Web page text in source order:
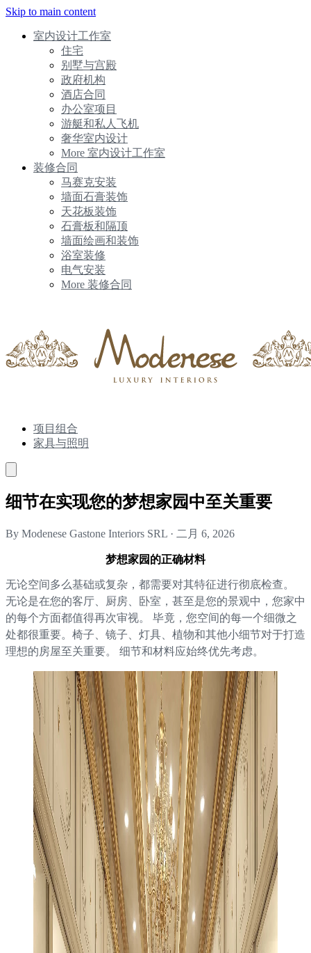
Skip to main content
室内设计工作室
住宅
别墅与宫殿
政府机构
酒店合同
办公室项目
游艇和私人飞机
奢华室内设计
More 室内设计工作室
装修合同
马赛克安装
墙面石膏装饰
天花板装饰
石膏板和隔顶
墙面绘画和装饰
浴室装修
电气安装
More 装修合同
项目组合
家具与照明
细节在实现您的梦想家园中至关重要
By Modenese Gastone Interiors SRL · 二月 6, 2026
梦想家园的正确材料
无论空间多么基础或复杂，都需要对其特征进行彻底检查。
无论是在您的客厅、厨房、卧室，甚至是您的景观中，您家中
的每个方面都值得再次审视。 毕竟，您空间的每一个细微之
处都很重要。椅子、镜子、灯具、植物和其他小细节对于打造
理想的房屋至关重要。 细节和材料应始终优先考虑。